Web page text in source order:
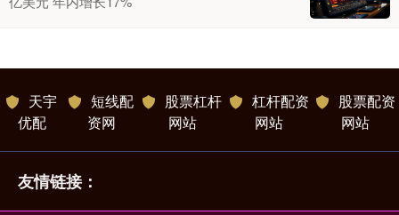
天宇
优配
短线配
资网
股票杠杆
网站
杠杆配资
网站
股票配资
网站
友情链接：